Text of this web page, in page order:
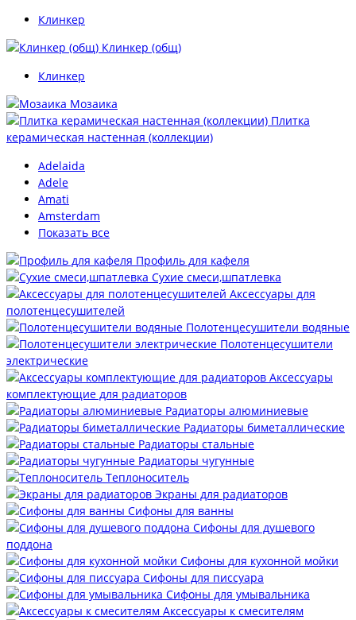
Клинкер
Клинкер (общ)
Клинкер
Мозаика
Плитка
керамическая настенная (коллекции)
Adelaida
Adele
Amati
Amsterdam
Показать все
Профиль для кафеля
Сухие смеси,шпатлевка
Аксессуары для
полотенцесушителей
Полотенцесушители водяные
Полотенцесушители
электрические
Аксессуары
комплектующие для радиаторов
Радиаторы алюминиевые
Радиаторы биметаллические
Радиаторы стальные
Радиаторы чугунные
Теплоноситель
Экраны для радиаторов
Сифоны для ванны
Сифоны для душевого
поддона
Сифоны для кухонной мойки
Сифоны для писсуара
Сифоны для умывальника
Аксессуары к смесителям